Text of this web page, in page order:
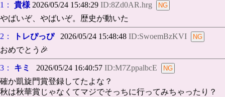
1： 貴様 2026/05/24 15:48:29 ID:8Zd0AR.hrg
やばいぞ、やばいぞ。歴史が動いた
2： トレぴっぴ2026/05/24 15:48:48 ID:SwoemBzKVI
おめでとう🎉
3： キミ 2026/05/24 16:40:57 ID:M7ZppalbcE
確か凱旋門賞登録してたよな？
秋は秋華賞じゃなくてマジでそっちに行ってみちゃったり？